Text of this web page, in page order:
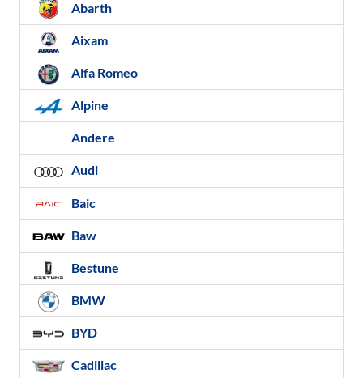
Abarth
Aixam
Alfa Romeo
Alpine
Andere
Audi
Baic
Baw
Bestune
BMW
BYD
Cadillac